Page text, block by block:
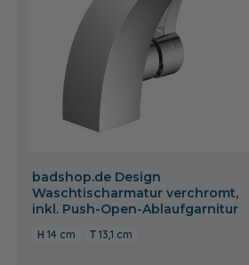
badshop.de Design
Waschtischarmatur verchromt,
inkl. Push-Open-Ablaufgarnitur
14 cm 13,1 cm